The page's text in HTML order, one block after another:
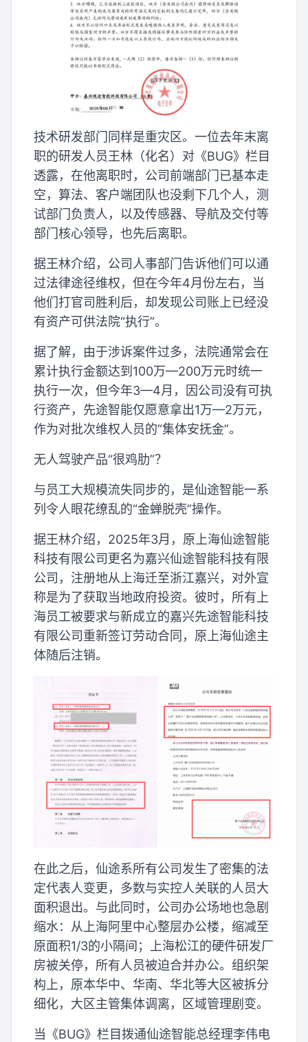
技术研发部门同样是重灾区。一位去年末离
职的研发人员王林（化名）对《BUG》栏目
透露，在他离职时，公司前端部门已基本走
空，算法、客户端团队也没剩下几个人，测
试部门负责人，以及传感器、导航及交付等
部门核心领导，也先后离职。
据王林介绍，公司人事部门告诉他们可以通
过法律途径维权，但在今年4月份左右，当
他们打官司胜利后，却发现公司账上已经没
有资产可供法院“执行”。
据了解，由于涉诉案件过多，法院通常会在
累计执行金额达到100万—200万元时统一
执行一次，但今年3—4月，因公司没有可执
行资产，先途智能仅愿意拿出1万—2万元，
作为对批次维权人员的“集体安抚金”。
无人驾驶产品“很鸡肋”？
与员工大规模流失同步的，是仙途智能一系
列令人眼花缭乱的“金蝉脱壳”操作。
据王林介绍，2025年3月，原上海仙途智能
科技有限公司更名为嘉兴仙途智能科技有限
公司，注册地从上海迁至浙江嘉兴，对外宣
称是为了获取当地政府投资。彼时，所有上
海员工被要求与新成立的嘉兴先途智能科技
有限公司重新签订劳动合同，原上海仙途主
体随后注销。
在此之后，仙途系所有公司发生了密集的法
定代表人变更，多数与实控人关联的人员大
面积退出。与此同时，公司办公场地也急剧
缩水：从上海阿里中心整层办公楼，缩减至
原面积1/3的小隔间；上海松江的硬件研发厂
房被关停，所有人员被迫合并办公。组织架
构上，原本华中、华南、华北等大区被拆分
细化，大区主管集体调离，区域管理剧变。
当《BUG》栏目拨通仙途智能总经理李伟电